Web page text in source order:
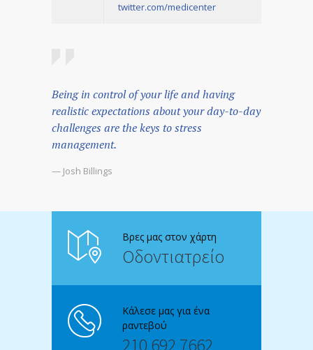
twitter.com/medicenter
Being in control of your life and having
realistic expectations about your day-to-day
challenges are the keys to stress
management.
— Josh Billings
Βρες μας στον χάρτη
Οδοντιατρείο
Κάλεσε μας για ένα
ραντεβού
210 692 7662